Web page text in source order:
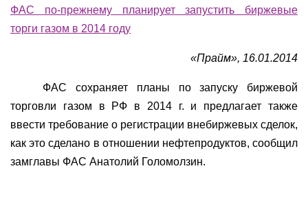
ФАС по-прежнему планирует запустить биржевые
торги газом в 2014 году
«Прайм», 16.01.2014
ФАС сохраняет планы по запуску биржевой
торговли газом в РФ в 2014 г. и предлагает также
ввести требование о регистрации внебиржевых сделок,
как это сделано в отношении нефтепродуктов, сообщил
замглавы ФАС Анатолий Голомолзин.